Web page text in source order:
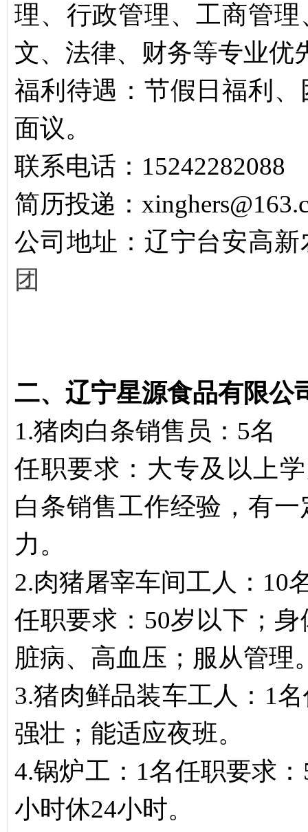
理、行政管理、工商管
文、法律、财务等专业优
福利待遇：节假日福利
面议。
联系电话：15242282088
简历投递：
公司地址：辽宁台安高
团
二、辽宁星源食品有限公
1.猪肉白条销售员：5名
任职要求：大专及以上
白条销售工作经验，有
力。
2.肉猪屠宰车间工人：10
任职要求：50岁以下；
脏病、高血压；服从管理
3.猪肉鲜品装车工人：1
强壮；能适应夜班。
4.锅炉工：1名任职要求
小时休24小时。